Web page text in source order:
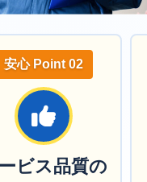
安心 Point 02
ビス品質の